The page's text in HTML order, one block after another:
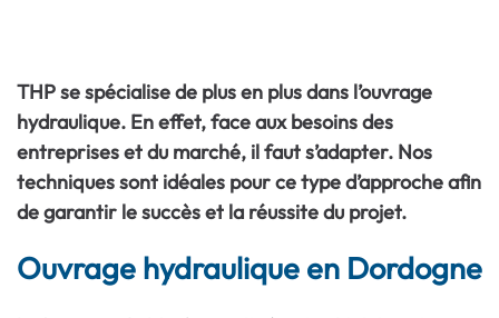
THP se spécialise de plus en plus dans l’ouvrage
hydraulique. En effet, face aux besoins des
entreprises et du marché, il faut s’adapter. Nos
techniques sont idéales pour ce type d’approche afin
de garantir le succès et la réussite du projet.
Ouvrage hydraulique en Dordogne